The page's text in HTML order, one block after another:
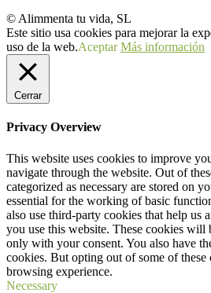
© Alimmenta tu vida, SL
Este sitio usa cookies para mejorar la
uso de la web.Aceptar Más información
Cerrar
Privacy Overview
This website uses cookies to improve
navigate through the website. Out of
categorized as necessary are stored on
essential for the working of basic
also use third-party cookies that help us
you use this website. These cookies will
only with your consent. You also have
cookies. But opting out of some of
browsing experience.
Necessary